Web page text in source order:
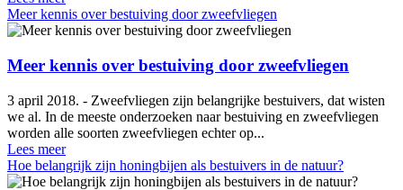
Meer kennis over bestuiving door zweefvliegen
Meer kennis over bestuiving door zweefvliegen
3 april 2018. - Zweefvliegen zijn belangrijke bestuivers, dat wisten
we al. In de meeste onderzoeken naar bestuiving en zweefvliegen
worden alle soorten zweefvliegen echter op...
Lees meer
Hoe belangrijk zijn honingbijen als bestuivers in de natuur?